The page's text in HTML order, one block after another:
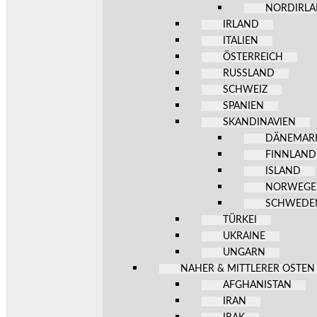
IRLAND
ITALIEN
ÖSTERREICH
RUSSLAND
SCHWEIZ
SPANIEN
SKANDINAVIEN
FINNLAND
ISLAND
TÜRKEI
UKRAINE
UNGARN
NAHER & MITTLERER OSTEN
AFGHANISTAN
IRAN